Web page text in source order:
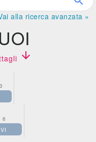
alla ricerca avanzata »

6